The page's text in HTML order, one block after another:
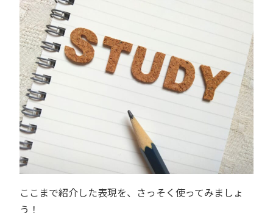
ここまで紹介した表現を、さっそく使ってみましょ
う！